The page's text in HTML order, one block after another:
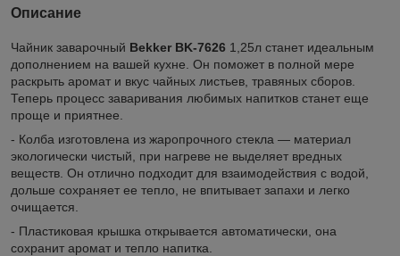
Описание
Чайник заварочный Bekker BK-7626 1,25л станет идеальным
дополнением на вашей кухне. Он поможет в полной мере
раскрыть аромат и вкус чайных листьев, травяных сборов.
Теперь процесс заваривания любимых напитков станет еще
проще и приятнее.
- Колба изготовлена из жаропрочного стекла — материал
экологически чистый, при нагреве не выделяет вредных
веществ. Он отлично подходит для взаимодействия с водой,
дольше сохраняет ее тепло, не впитывает запахи и легко
очищается.
- Пластиковая крышка открывается автоматически, она
сохранит аромат и тепло напитка.